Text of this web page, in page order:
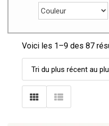
Voici les 1–9 des 87